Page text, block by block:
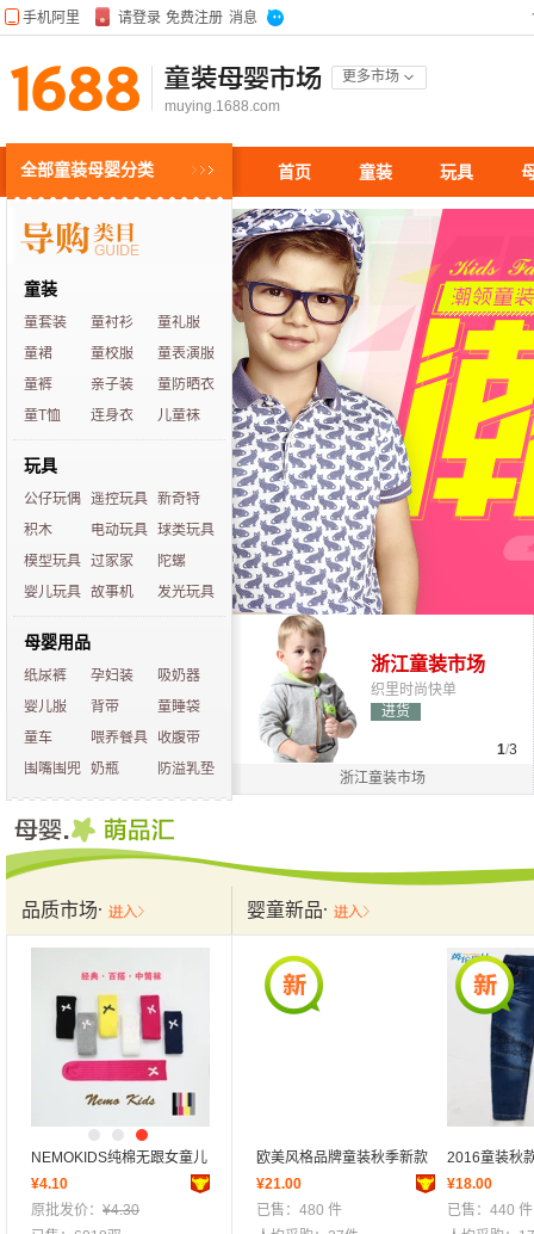
童装母婴市场
更多市场
muying.1688.com
全部童装母婴分类 首页 童装 玩具
童装
童套装
童裙
童裤
童T恤
童衬衫
童校服
亲子装
连身衣
童礼服
童表演服
童防晒衣
儿童袜
玩具
公仔玩偶
积木
模型玩具
婴儿玩具
遥控玩具
电动玩具
过家家
故事机
新奇特
球类玩具
陀螺
发光玩具
母婴用品
纸尿裤
婴儿服
童车
围嘴围兜
孕妇装
背带
喂养餐具
奶瓶
吸奶器
童睡袋
收腹带
防溢乳垫
浙江童装市场
织里时尚快单
进货
1/3
浙江童装市场
益智遥控玩具
玩具产地好货
进货
品质市场
NEMOKIDS纯棉无跟女童儿
童宝宝袜子婴儿长筒袜大腿
袜及膝过膝袜子
¥4.10
原批发价： ¥4.30
pinkideal 日韩女童T恤春款
高领纯色下摆花边上装
330186
¥27.80
原批发价： ¥28.80
儿童纯
全棉宝
长袖圆
¥32.00
原批发
2 3
婴童新品
欧美风格品牌童装秋季新款
长袖童裙 纯棉圆点小兔子女
童连衣裙
¥21.00
已售：480 件
2016童装秋
纯棉韩版男
款 一件代发
¥18.00
已售：440 件